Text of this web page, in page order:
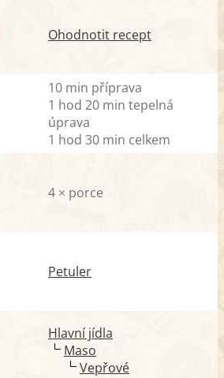
Ohodnotit recept
10 min příprava
1 hod 20 min tepelná
úprava
1 hod 30 min celkem
4 × porce
Petuler
Hlavní jídla
Maso
Vepřové